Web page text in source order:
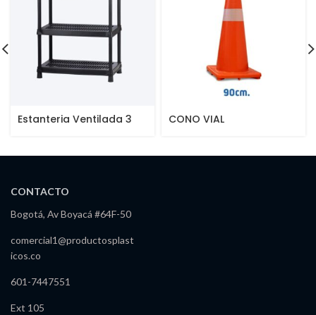
Estanteria Ventilada 3
CONO VIAL
CONTACTO
Bogotá, Av Boyacá #64F-50
comercial1@productosplast
icos.co
601-7447551
Ext 105